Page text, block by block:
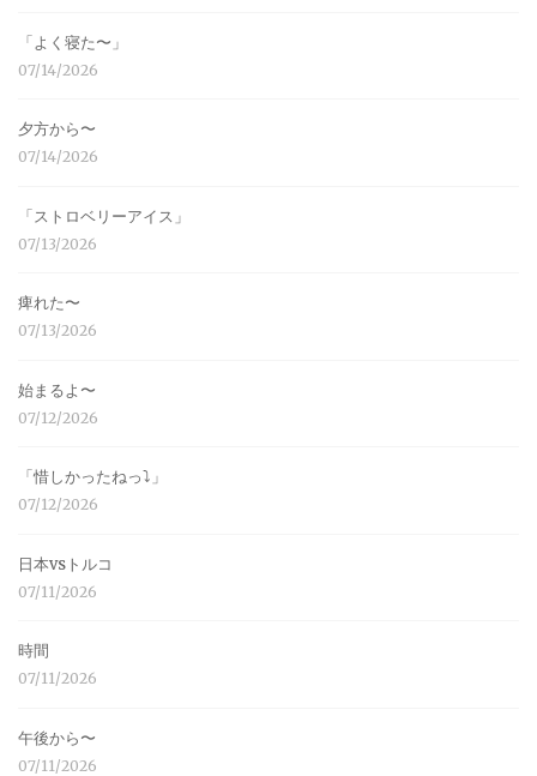
「よく寝た〜」
07/14/2026
夕方から〜
07/14/2026
「ストロベリーアイス」
07/13/2026
痺れた〜
07/13/2026
始まるよ〜
07/12/2026
「惜しかったねっ⤵︎」
07/12/2026
日本vsトルコ
07/11/2026
時間
07/11/2026
午後から〜
07/11/2026